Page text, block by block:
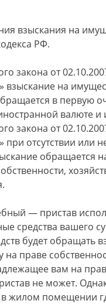
взыскания на
РФ.
закона от
взыскание на
в первую
валюте и
закона от
отсутствии или
обращается
— пристав
средства вашего
будет обращать
праве
вам на
не может.
жилом помещении